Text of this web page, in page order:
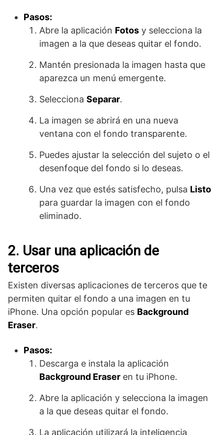
Pasos:
Abre la aplicación Fotos y selecciona la
imagen a la que deseas quitar el fondo.
Mantén presionada la imagen hasta que
aparezca un menú emergente.
Selecciona Separar.
La imagen se abrirá en una nueva
ventana con el fondo transparente.
Puedes ajustar la selección del sujeto o el
desenfoque del fondo si lo deseas.
Una vez que estés satisfecho, pulsa Listo
para guardar la imagen con el fondo
eliminado.
2. Usar una aplicación de
terceros
Existen diversas aplicaciones de terceros que te
permiten quitar el fondo a una imagen en tu
iPhone. Una opción popular es Background
Eraser.
Pasos:
Descarga e instala la aplicación
Background Eraser en tu iPhone.
Abre la aplicación y selecciona la imagen
a la que deseas quitar el fondo.
La aplicación utilizará la inteligencia